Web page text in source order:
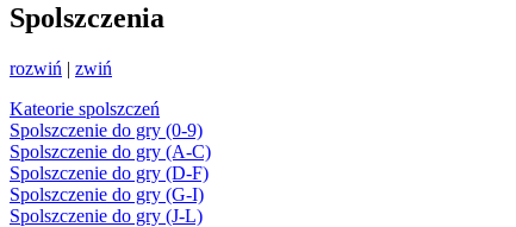
Spolszczenia
rozwiń | zwiń
Kateorie spolszczeń
Spolszczenie do gry (0-9)
Spolszczenie do gry (A-C)
Spolszczenie do gry (D-F)
Spolszczenie do gry (G-I)
Spolszczenie do gry (J-L)